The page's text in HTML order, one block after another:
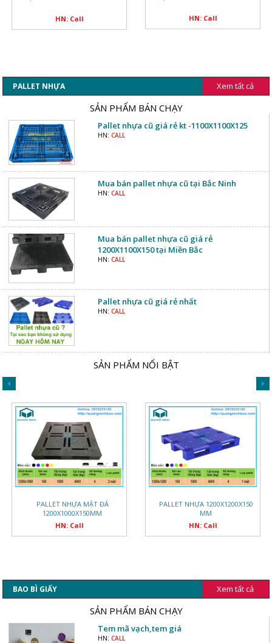
HN: Call HN: Call
PALLET NHỰA Xem tất cả
SẢN PHẨM BÁN CHẠY
Pallet nhựa cũ giá rẻ kt -1100X1100X125
HN: CALL
Mua bán pallet nhựa cũ tại Bắc Ninh
HN: CALL
Mua bán pallet nhựa cũ giá rẻ
1200X1100X150 tại Miền Bắc
HN: CALL
Pallet nhựa cũ giá rẻ nhất
HN: CALL
SẢN PHẨM NỔI BẬT
PALLET NHỰA MẶT ĐÁ
1200X1000X150MM
HN: Call
PALLET NHỰA 1200X1200X150
MM
HN: Call
BAO BÌ GIẤY Xem tất cả
SẢN PHẨM BÁN CHẠY
Tem mã vạch,tem giá
HN: CALL